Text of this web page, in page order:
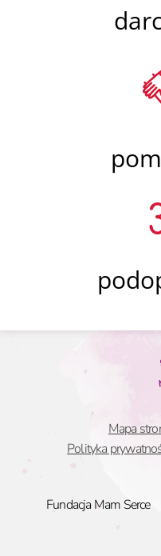
Mapa
Polityka
Fundacja Mam Serce